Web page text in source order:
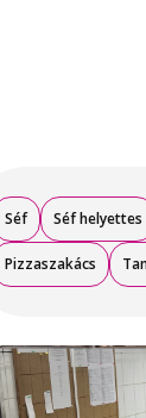
Séf Séf helyettes
Pizzaszakács